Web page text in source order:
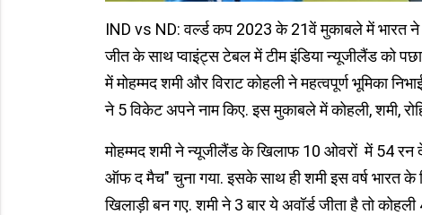
IND vs ND: वर्ल्ड कप 2023 के 21वें मुकाबले में भारत
जीत के साथ प्‍वाइंट्स टेबल में टीम इंडिया न्‍यूजीलैंड को
में मोहम्‍मद शमी और विराट कोहली ने महत्वपूर्ण भूमिका
ने 5 विकेट अपने नाम किए. इस मुकाबले में कोहली, शमी,
मोहम्मद शमी ने न्‍यूजीलैंड के खिलाफ 10 ओवरों में 54 रन
ऑफ द मैच" चुना गया. इसके साथ ही शमी इस वर्ष भारत
खिलाड़ी बन गए. शमी ने 3 बार ये अवॉर्ड जीता है तो